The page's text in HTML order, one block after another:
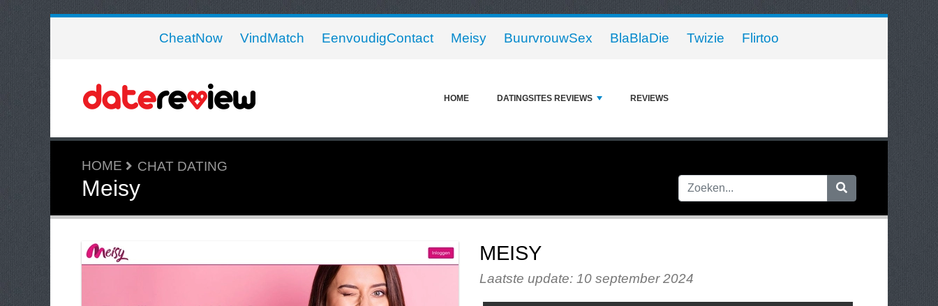
CheatNow VindMatch EenvoudigContact Meisy BuurvrouwSex BlaBlaDie Twizie Flirtoo
HOME DATINGSITES REVIEWS REVIEWS
HOME CHAT DATING
Meisy
MEISY
Laatste update: 10 september 2024